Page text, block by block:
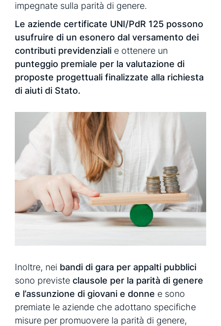
impegnate sulla parità di genere.
Le aziende certificate UNI/PdR 125 possono
usufruire di un esonero dal versamento dei
contributi previdenziali e ottenere un
punteggio premiale per la valutazione di
proposte progettuali finalizzate alla richiesta
di aiuti di Stato.
Inoltre, nei bandi di gara per appalti pubblici
sono previste clausole per la parità di genere
e l’assunzione di giovani e donne e sono
premiate le aziende che adottano specifiche
misure per promuovere la parità di genere,